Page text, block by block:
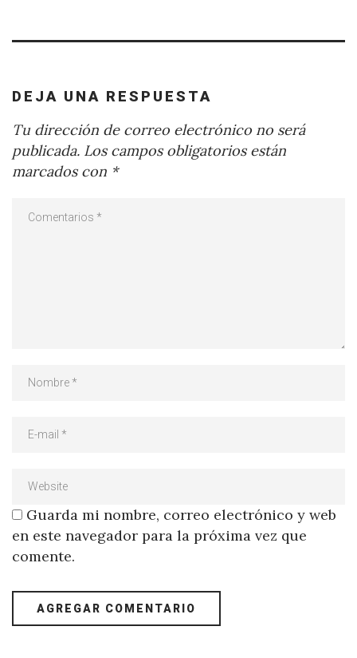
DEJA UNA RESPUESTA
Tu dirección de correo electrónico no será
publicada. Los campos obligatorios están
marcados con *
Guarda mi nombre, correo electrónico y web
en este navegador para la próxima vez que
comente.